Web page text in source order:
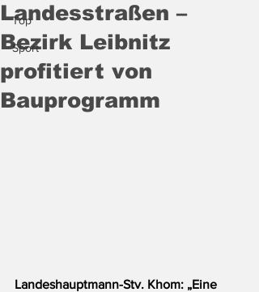
Top
Sport
Landesstraßen –
Bezirk Leibnitz
profitiert von
Bauprogramm
Landeshauptmann-Stv. Khom: „Eine